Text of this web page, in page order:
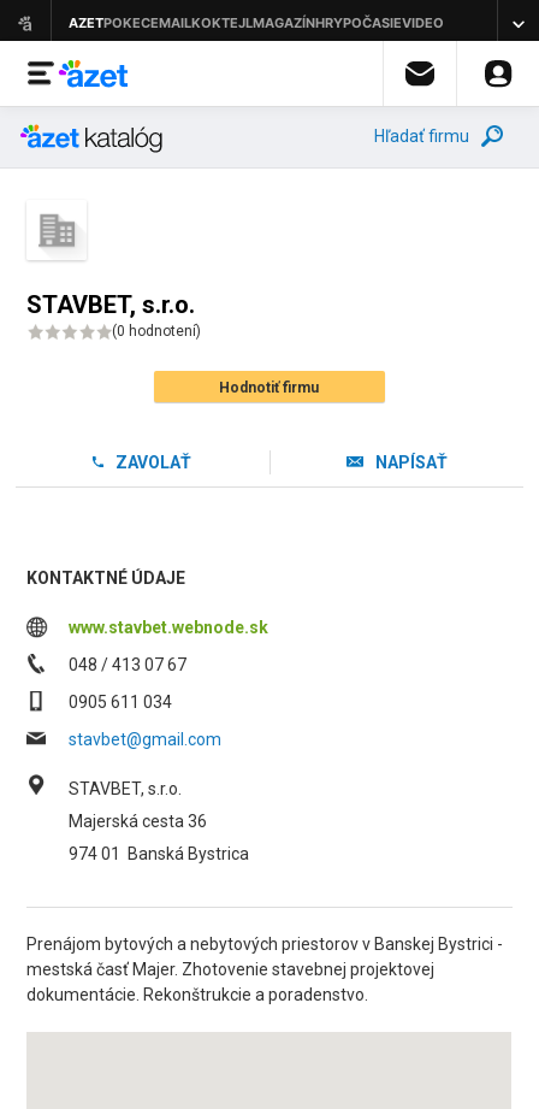
Hľadať firmu
STAVBET, s.r.o.
(0 hodnotení)
Hodnotiť firmu
ZAVOLAŤ NAPÍSAŤ
KONTAKTNÉ ÚDAJE
www.stavbet.webnode.sk
048 / 413 07 67
0905 611 034
stavbet@gmail.com
STAVBET, s.r.o.
Majerská cesta 36
974 01
Banská Bystrica
Prenájom bytových a nebytových priestorov v Banskej Bystrici -
mestská časť Majer. Zhotovenie stavebnej projektovej
dokumentácie. Rekonštrukcie a poradenstvo.